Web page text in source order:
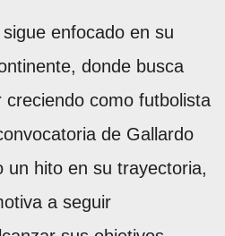
enfocado en su
donde busca
creciendo como futbolista
de Gallardo
un hito en su trayectoria,
a seguir